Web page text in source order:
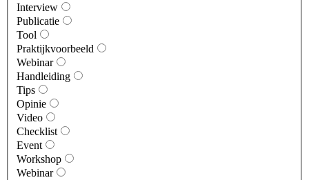
Interview
Publicatie
Tool
Praktijkvoorbeeld
Webinar
Handleiding
Tips
Opinie
Video
Checklist
Event
Workshop
Webinar